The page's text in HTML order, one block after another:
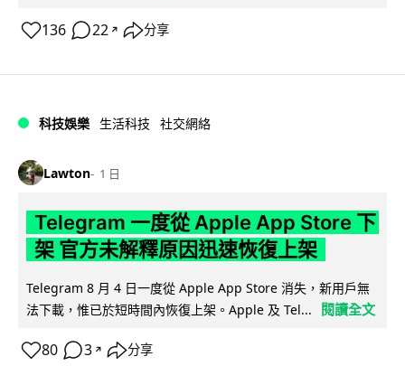
136 22 ↗ 分享
科技娛樂 生活科技 社交網絡
Lawton 1 日
Telegram 一度從 Apple App Store 下
架 官方未解釋原因迅速恢復上架
Telegram 8 月 4 日一度從 Apple App Store 消失，新用戶無
法下載，惟已於短時間內恢復上架。Apple 及 Tel...
閱讀全文
80 3 ↗ 分享